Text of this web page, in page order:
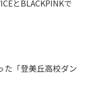
とBLACKPINKで
た「登美丘高校ダン